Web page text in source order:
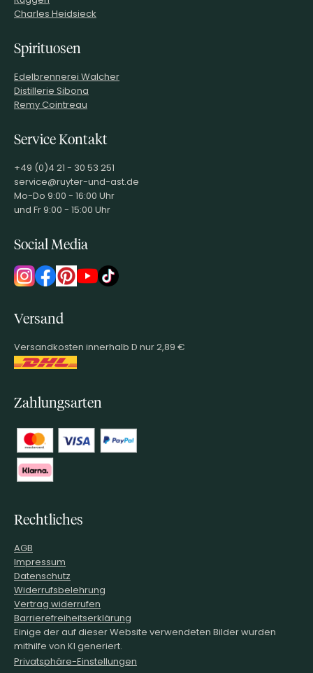
Charles Heidsieck
Spirituosen
Edelbrennerei Walcher
Distillerie Sibona
Remy Cointreau
Service Kontakt
+49 (0)4 21 - 30 53 251
service@ruyter-und-ast.de
Mo-Do 9:00 - 16:00 Uhr
und Fr 9:00 - 15:00 Uhr
Social Media
Versand
Versandkosten innerhalb D nur 2,89 €
Zahlungsarten
Rechtliches
AGB
Impressum
Datenschutz
Widerrufsbelehrung
Vertrag widerrufen
Barrierefreiheitserklärung
Einige der auf dieser Website verwendeten Bilder wurden
mithilfe von KI generiert.
Privatsphäre-Einstellungen